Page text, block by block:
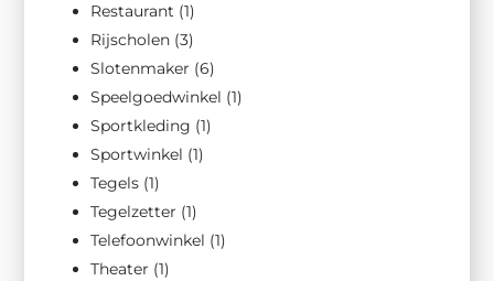
Restaurant (1)
Rijscholen (3)
Slotenmaker (6)
Speelgoedwinkel (1)
Sportkleding (1)
Sportwinkel (1)
Tegels (1)
Tegelzetter (1)
Telefoonwinkel (1)
Theater (1)